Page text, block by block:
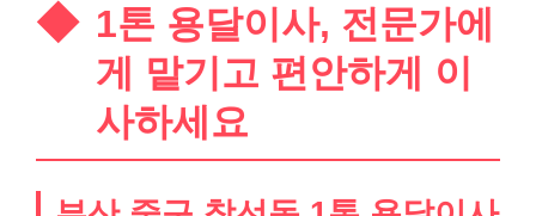
1톤 용달이사, 전문가에
게 맡기고 편안하게 이
사하세요